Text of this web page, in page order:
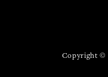
Copyright ©